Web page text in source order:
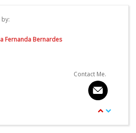
Fernanda Bernardes
Contact Me.